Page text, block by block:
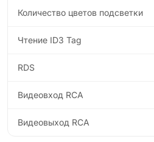
Количество цветов подсветки
Чтение ID3 Tag
RDS
Видеовход RCA
Видеовыход RCA